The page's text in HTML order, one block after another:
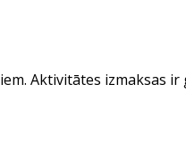
Aktivitātes izmaksas